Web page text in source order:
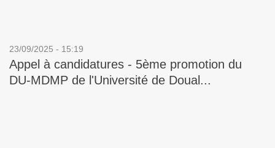
23/09/2025 - 15:19
Appel à candidatures - 5ème promotion du
DU-MDMP de l'Université de Doual...